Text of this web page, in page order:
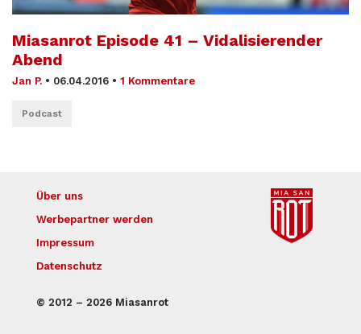
Miasanrot Episode 41 – Vidalisierender
Abend
Jan P. • 06.04.2016 • 1 Kommentare
Podcast
© 2012 – 2026 Miasanrot
Über uns
Werbepartner werden
Impressum
Datenschutz